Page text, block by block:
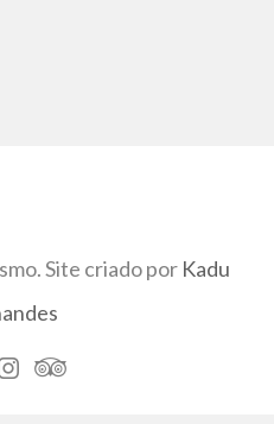
Site criado por Kadu